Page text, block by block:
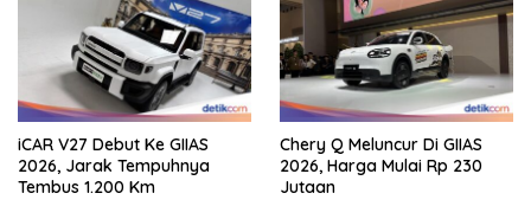
iCAR V27 Debut Ke GIIAS
2026, Jarak Tempuhnya
Tembus 1.200 Km
Chery Q Meluncur Di GIIAS
2026, Harga Mulai Rp 230
Jutaan